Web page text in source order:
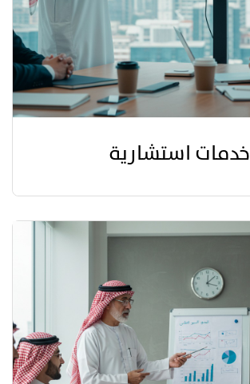
خدمات استشارية